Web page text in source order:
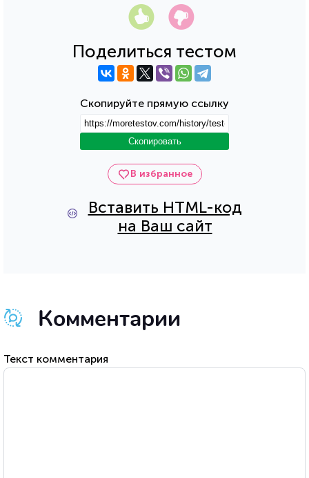
В избранное
Вставить HTML-код
на Ваш сайт
Поделиться тестом
Скопируйте прямую ссылку
Скопировать
Комментарии
Текст комментария